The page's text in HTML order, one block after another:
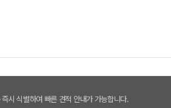
시 식별하여 빠른 견적 안내가 가능합니다.